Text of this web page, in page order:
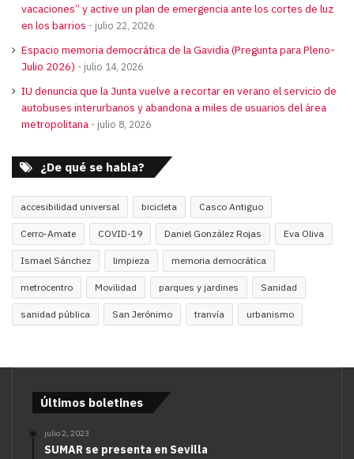
vacaciones” y active un plan de emergencia ante los cortes de luz
en los barrios
julio 22, 2026
Espacio memoria democrática de la Gavidia (Pregunta para Pleno-
Julio 2026)
julio 14, 2026
IU denuncia que la Junta vuelve a recortar en verano el servicio de
autobuses interurbanos y abandona a miles de usuarios del área
metropolitana
julio 8, 2026
¿De qué se habla?
accesibilidad universal bicicleta Casco Antiguo
Cerro-Amate COVID-19 Daniel González Rojas Eva Oliva
Ismael Sánchez limpieza memoria democrática
metrocentro Movilidad parques y jardines Sanidad
sanidad pública San Jerónimo tranvía urbanismo
Últimos boletines
julio 2, 2023
SUMAR se presenta en Sevilla